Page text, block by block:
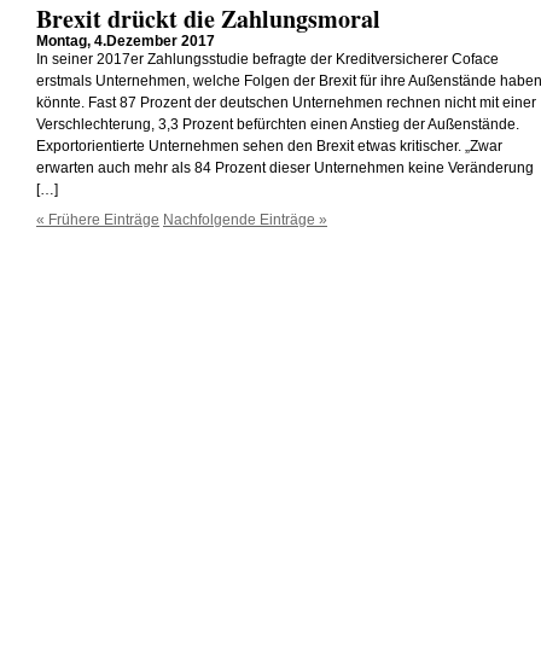
Brexit drückt die Zahlungsmoral
Montag, 4.Dezember 2017
In seiner 2017er Zahlungsstudie befragte der Kreditversicherer Coface
erstmals Unternehmen, welche Folgen der Brexit für ihre Außenstände haben
könnte. Fast 87 Prozent der deutschen Unternehmen rechnen nicht mit einer
Verschlechterung, 3,3 Prozent befürchten einen Anstieg der Außenstände.
Exportorientierte Unternehmen sehen den Brexit etwas kritischer. „Zwar
erwarten auch mehr als 84 Prozent dieser Unternehmen keine Veränderung
[…]
« Frühere Einträge Nachfolgende Einträge »